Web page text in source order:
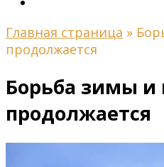
Главная страница »
продолжается
Борьба зимы и
продолжается